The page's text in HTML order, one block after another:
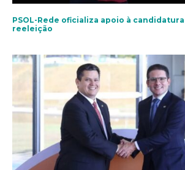
PSOL-Rede oficializa apoio à
reeleição